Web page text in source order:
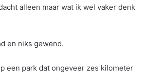
alleen maar wat ik wel vaker denk
en niks gewend.
een park dat ongeveer zes kilometer